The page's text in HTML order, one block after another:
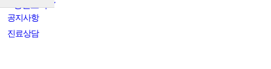
공지사항
진료상담